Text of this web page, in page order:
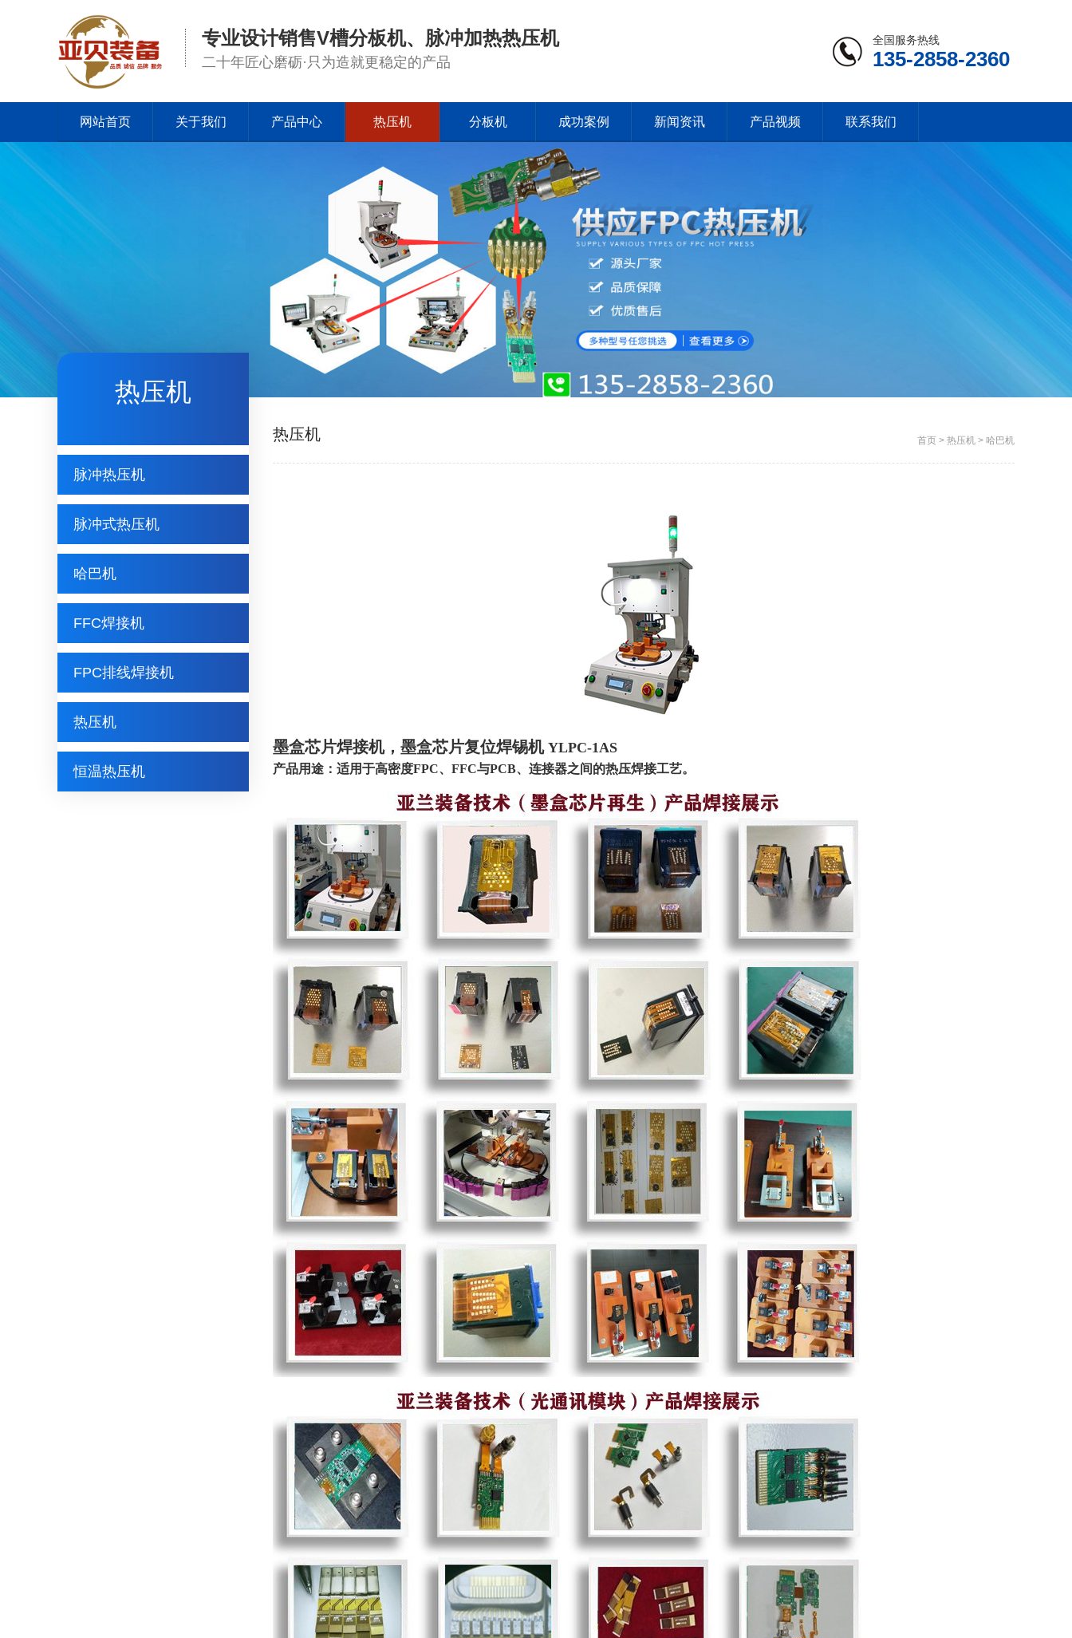
专业设计销售V槽分板机、脉冲加热热压机
二十年匠心磨砺·只为造就更稳定的产品
全国服务热线
135-2858-2360
网站首页 关于我们 产品中心 热压机 分板机 成功案例 新闻资讯 产品视频 联系我们
热压机
脉冲热压机
脉冲式热压机
哈巴机
FFC焊接机
FPC排线焊接机
热压机
恒温热压机
首页 > 热压机 > 哈巴机
热压机
墨盒芯片焊接机，墨盒芯片复位焊锡机 YLPC-1AS
产品用途：适用于高密度FPC、FFC与PCB、连接器之间的热压焊接工艺。